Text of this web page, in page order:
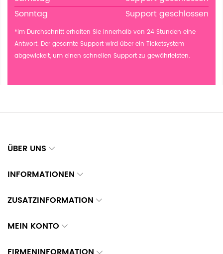
Sonntag
Support geschlossen
*Im Durchschnitt erhalten Sie innerhalb von 24 Stunden eine
Antwort. Der gesamte Support wird über ein Ticketsystem
abgewickelt, um einen schnellen Support zu gewährleisten.
ÜBER UNS
INFORMATIONEN
ZUSATZINFORMATION
MEIN KONTO